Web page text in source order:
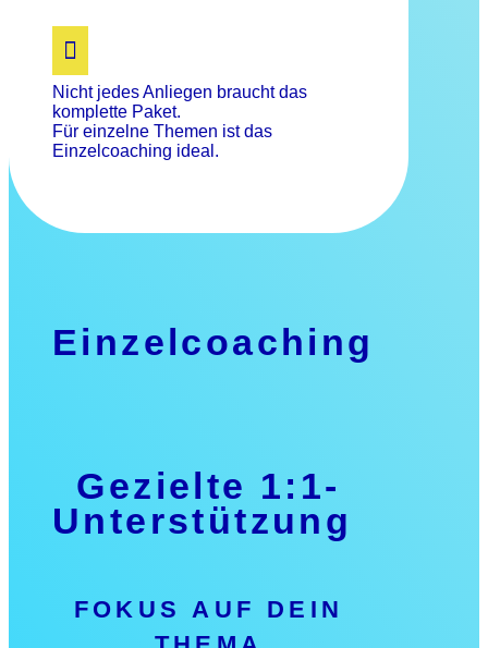

Nicht jedes Anliegen braucht das
komplette Paket.
Für einzelne Themen ist das
Einzelcoaching ideal.
Einzelcoaching
Gezielte 1:1-
Unterstützung
FOKUS AUF DEIN